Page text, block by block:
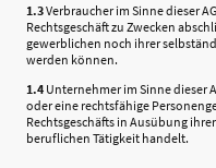
1.3Verbraucher im Sinne dieser
Rechtsgeschäft zu Zwecken
gewerblichen noch ihrer
werden können.
1.4 Unternehmer im Sinne dieser
oder eine rechtsfähige
Rechtsgeschäfts in Ausübung
beruflichen Tätigkeit handelt.